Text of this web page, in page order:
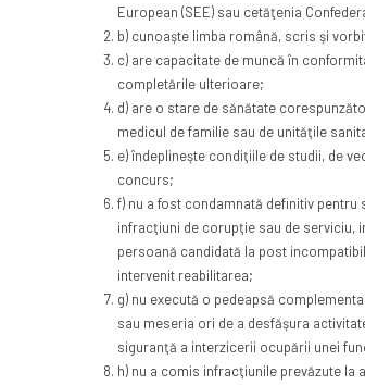
European (SEE) sau cetăţenia
b) cunoaşte limba română, scris şi
c) are capacitate de muncă în
completările ulterioare;
d) are o stare de sănătate
medicul de familie sau de unităţile
e) îndeplineşte condiţiile de studii, de
concurs;
f) nu a fost condamnată definitiv
infracţiuni de corupţie sau de serviciu,
persoană candidată la post
intervenit reabilitarea;
g) nu execută o pedeapsă
sau meseria ori de a desfăşura
siguranţă a interzicerii ocupării unei
h) nu a comis infracţiunile prevăzute la